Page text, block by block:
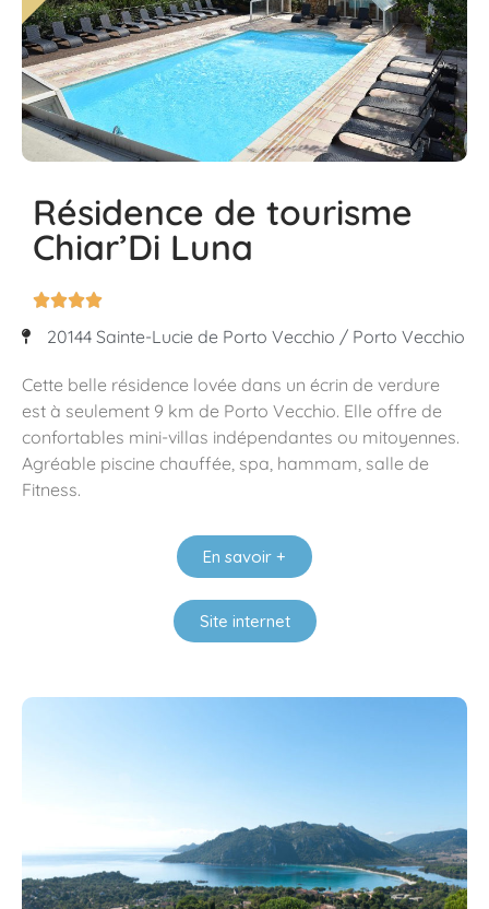
Résidence de tourisme
Chiar’Di Luna

20144 Sainte-Lucie de Porto Vecchio / Porto Vecchio
Cette belle résidence lovée dans un écrin de verdure
est à seulement 9 km de Porto Vecchio. Elle offre de
confortables mini-villas indépendantes ou mitoyennes.
Agréable piscine chauffée, spa, hammam, salle de
Fitness.
En savoir +
Site internet